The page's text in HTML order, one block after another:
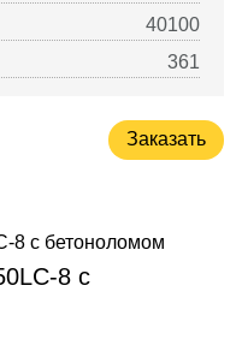
40100
361
Заказать
8 с